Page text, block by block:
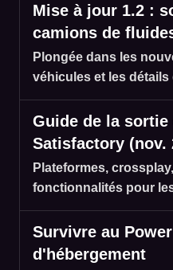
Mise à jour 1.2 :
camions de
Plongée dans les
véhicules et les
Guide de la sortie
Satisfactory (nov.
Plateformes,
fonctionnalités pour
Survivre au
d'hébergement